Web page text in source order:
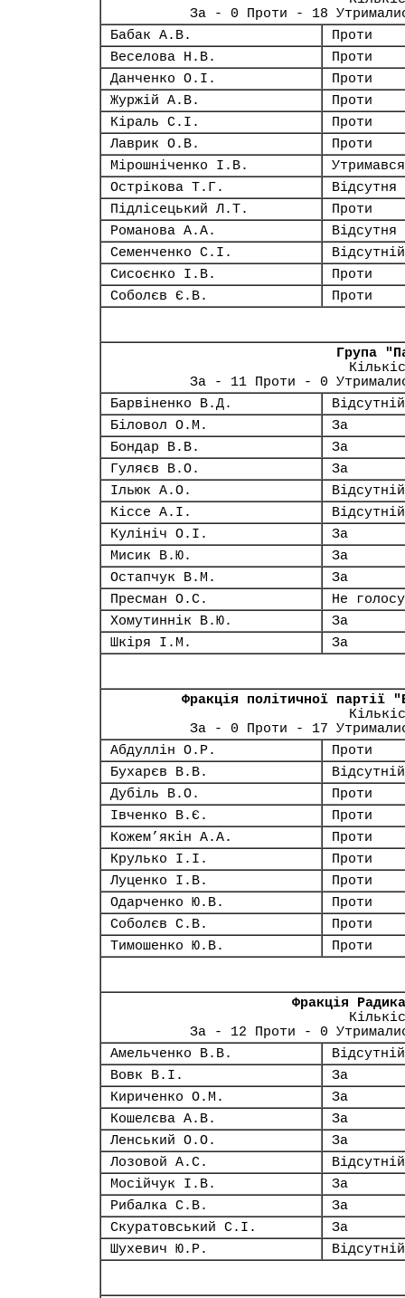
За - 0 Проти - 18
Бабак А.В.
Проти
Веселова Н.В.
Проти
Данченко О.І.
Проти
Журжій А.В.
Проти
Кіраль С.І.
Проти
Лаврик О.В.
Проти
Мірошніченко І.В.
Утримався
Острікова Т.Г.
Відсутня
Підлісецький Л.Т.
Проти
Романова А.А.
Відсутня
Семенченко С.І.
Відсутній
Сисоєнко І.В.
Проти
Соболєв Є.В.
Проти
Група
За - 11 Проти - 0
Барвіненко В.Д.
Відсутній
Біловол О.М.
За
Бондар В.В.
За
Гуляєв В.О.
За
Ільюк А.О.
Відсутній
Кіссе А.І.
Відсутній
Кулініч О.І.
За
Мисик В.Ю.
За
Остапчук В.М.
За
Пресман О.С.
Не
Хомутиннік В.Ю.
За
Шкіря І.М.
За
Фракція політичної партії
За - 0 Проти - 17
Абдуллін О.Р.
Проти
Бухарєв В.В.
Відсутній
Дубіль В.О.
Проти
Івченко В.Є.
Проти
Кожем’якін А.А.
Проти
Крулько І.І.
Проти
Луценко І.В.
Проти
Одарченко Ю.В.
Проти
Соболєв С.В.
Проти
Тимошенко Ю.В.
Проти
Фракція
За - 12 Проти - 0
Амельченко В.В.
Відсутній
Вовк В.І.
За
Кириченко О.М.
За
Кошелєва А.В.
За
Ленський О.О.
За
Лозовой А.С.
Відсутній
Мосійчук І.В.
За
Рибалка С.В.
За
Скуратовський С.І.
За
Шухевич Ю.Р.
Відсутній